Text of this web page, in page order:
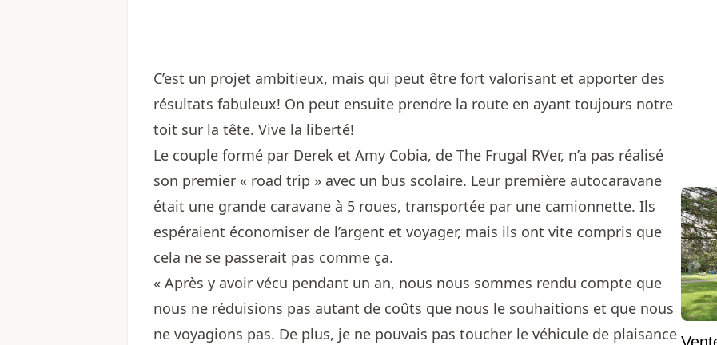
C’est un projet ambitieux, mais qui peut être fort valorisant et apporter des
résultats fabuleux! On peut ensuite prendre la route en ayant toujours notre
toit sur la tête. Vive la liberté!
Le couple formé par Derek et Amy Cobia, de The Frugal RVer, n’a pas réalisé
son premier « road trip » avec un bus scolaire. Leur première autocaravane
était une grande caravane à 5 roues, transportée par une camionnette. Ils
espéraient économiser de l’argent et voyager, mais ils ont vite compris que
cela ne se passerait pas comme ça.
« Après y avoir vécu pendant un an, nous nous sommes rendu compte que
nous ne réduisions pas autant de coûts que nous le souhaitions et que nous
ne voyagions pas. De plus, je ne pouvais pas toucher le véhicule de plaisance